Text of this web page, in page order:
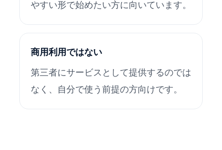
やすい形で始めたい方に向いています。
商用利用ではない
第三者にサービスとして提供するのでは
なく、自分で使う前提の方向けです。